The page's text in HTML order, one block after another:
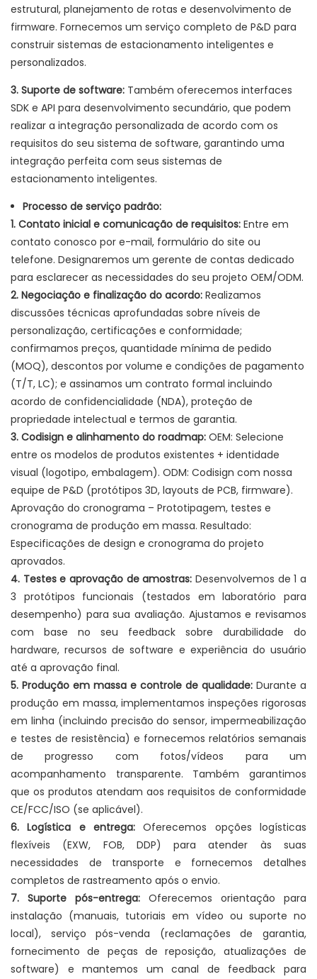
estrutural, planejamento de rotas e desenvolvimento de
firmware. Fornecemos um serviço completo de P&D para
construir sistemas de estacionamento inteligentes e
personalizados.
3. Suporte de software: Também oferecemos interfaces
SDK e API para desenvolvimento secundário, que podem
realizar a integração personalizada de acordo com os
requisitos do seu sistema de software, garantindo uma
integração perfeita com seus sistemas de
estacionamento inteligentes.
Processo de serviço padrão:
1. Contato inicial e comunicação de requisitos: Entre em
contato conosco por e-mail, formulário do site ou
telefone. Designaremos um gerente de contas dedicado
para esclarecer as necessidades do seu projeto OEM/ODM.
2. Negociação e finalização do acordo: Realizamos
discussões técnicas aprofundadas sobre níveis de
personalização, certificações e conformidade;
confirmamos preços, quantidade mínima de pedido
(MOQ), descontos por volume e condições de pagamento
(T/T, LC); e assinamos um contrato formal incluindo
acordo de confidencialidade (NDA), proteção de
propriedade intelectual e termos de garantia.
3. Codisign e alinhamento do roadmap: OEM: Selecione
entre os modelos de produtos existentes + identidade
visual (logotipo, embalagem). ODM: Codisign com nossa
equipe de P&D (protótipos 3D, layouts de PCB, firmware).
Aprovação do cronograma – Prototipagem, testes e
cronograma de produção em massa. Resultado:
Especificações de design e cronograma do projeto
aprovados.
4. Testes e aprovação de amostras: Desenvolvemos de 1 a
3 protótipos funcionais (testados em laboratório para
desempenho) para sua avaliação. Ajustamos e revisamos
com base no seu feedback sobre durabilidade do
hardware, recursos de software e experiência do usuário
até a aprovação final.
5. Produção em massa e controle de qualidade: Durante a
produção em massa, implementamos inspeções rigorosas
em linha (incluindo precisão do sensor, impermeabilização
e testes de resistência) e fornecemos relatórios semanais
de progresso com fotos/vídeos para um
acompanhamento transparente. Também garantimos
que os produtos atendam aos requisitos de conformidade
CE/FCC/ISO (se aplicável).
6. Logística e entrega: Oferecemos opções logísticas
flexíveis (EXW, FOB, DDP) para atender às suas
necessidades de transporte e fornecemos detalhes
completos de rastreamento após o envio.
7. Suporte pós-entrega: Oferecemos orientação para
instalação (manuais, tutoriais em vídeo ou suporte no
local), serviço pós-venda (reclamações de garantia,
fornecimento de peças de reposição, atualizações de
software) e mantemos um canal de feedback para